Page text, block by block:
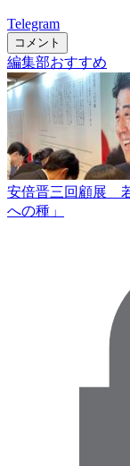
Telegram
コメント
編集部おすすめ
安倍晋三回顧展
への種」